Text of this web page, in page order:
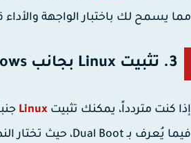
يسمح لك باختبار الواجهة والأداء
كنت متردداً، يمكنك تثبيتLinux
يُعرف بـDual Boot، حيث تختار